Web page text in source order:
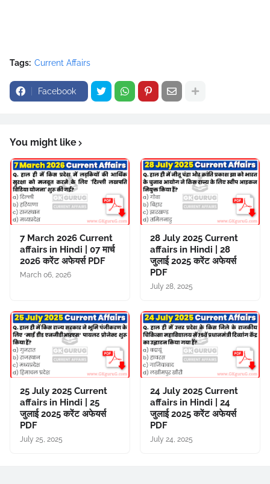
Tags: Current Affairs
Facebook
You might like
7 March 2026 Current
affairs in Hindi | 07 मार्च
2026 करेंट अफेयर्स PDF
March 06, 2026
28 July 2025 Current
affairs in Hindi | 28
जुलाई 2025 करेंट अफेयर्स
PDF
July 28, 2025
25 July 2025 Current
affairs in Hindi | 25
जुलाई 2025 करेंट अफेयर्स
PDF
July 25, 2025
24 July 2025 Current
affairs in Hindi | 24
जुलाई 2025 करेंट अफेयर्स
PDF
July 24, 2025